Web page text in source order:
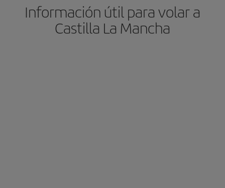
Información útil para volar a
Castilla La Mancha